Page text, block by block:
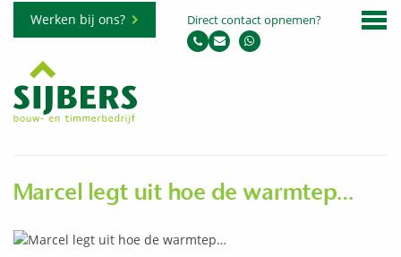
Werken bij ons? Direct contact opnemen?
Marcel legt uit hoe de warmtep…